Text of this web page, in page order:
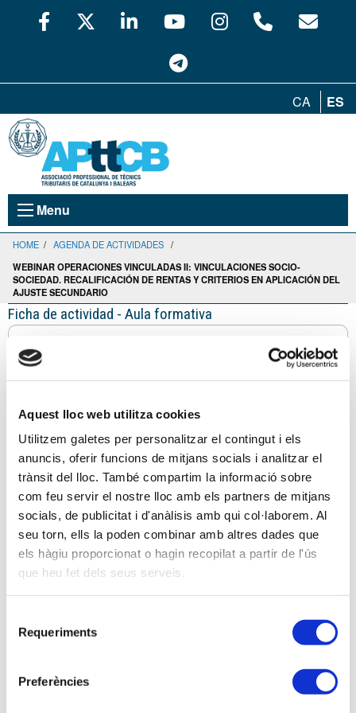
Aquest lloc web utilitza cookies
Utilitzem galetes per personalitzar el contingut i els
anuncis, oferir funcions de mitjans socials i analitzar el
trànsit del lloc. També compartim la informació sobre
com feu servir el nostre lloc amb els partners de mitjans
socials, de publicitat i d'anàlisis amb qui col·laborem. Al
seu torn, ells la poden combinar amb altres dades que
els hàgiu proporcionat o hagin recopilat a partir de l'ús
que heu fet dels seus serveis.
Requeriments
Preferències
CA ES
Menu
HOME / AGENDA DE ACTIVIDADES /
WEBINAR OPERACIONES VINCULADAS II: VINCULACIONES SOCIO-
SOCIEDAD. RECALIFICACIÓN DE RENTAS Y CRITERIOS EN APLICACIÓN DEL
AJUSTE SECUNDARIO
Ficha de actividad - Aula formativa
Webinar OPERACIONES VINCULADAS II:
Vinculaciones socio-sociedad.
aplicación del ajuste secundario
17-02-2022
De 10.00 a 12.00 hores.
PLATAFORMA ZOOM
Con inscripción de pago
Modalidad sense definir
No asociado:125,00 €